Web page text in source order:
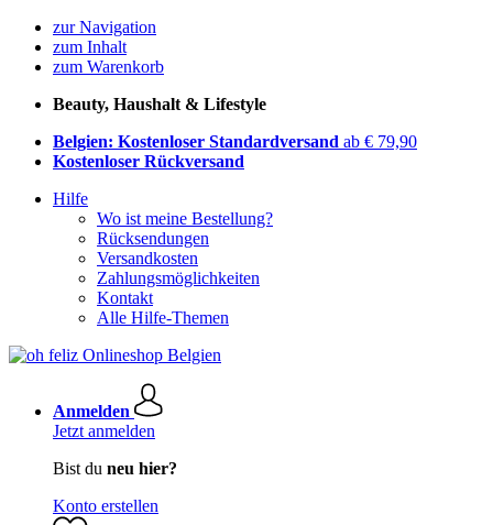
zur Navigation
zum Inhalt
zum Warenkorb
Beauty, Haushalt & Lifestyle
Belgien: Kostenloser Standardversand ab € 79,90
Kostenloser Rückversand
Hilfe
Wo ist meine Bestellung?
Rücksendungen
Versandkosten
Zahlungsmöglichkeiten
Kontakt
Alle Hilfe-Themen
Anmelden
Jetzt anmelden
Bist du neu hier?
Konto erstellen